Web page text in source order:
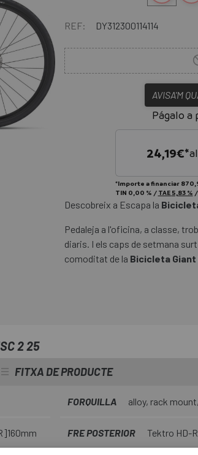
REF: DY312300114114
AVISA'M
Págalo a
24,19€*
*Importe a financiar
TIN 0,00 % / TAE 5,83 % /
Descobreix a Escapa la
Pedaleja a l'oficina, a classe,
diaris. I els caps de setmana
comoditat de la Bicicleta Giant
2 25
FITXA DE PRODUCTE
FORQUILLA alloy, rack
FRE POSTERIOR Tektro HD-